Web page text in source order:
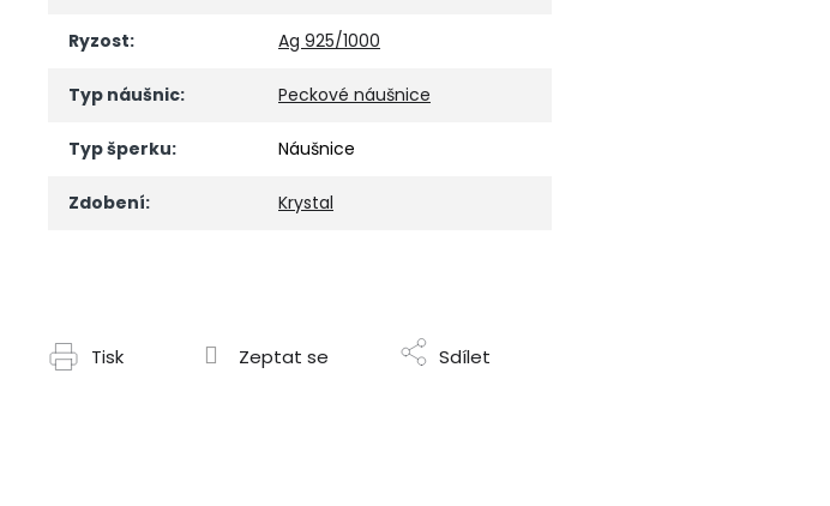
Ryzost: Ag 925/1000
Typ náušnic: Peckové náušnice
Typ šperku: Náušnice
Zdobení: Krystal
Tisk Zeptat se Sdílet